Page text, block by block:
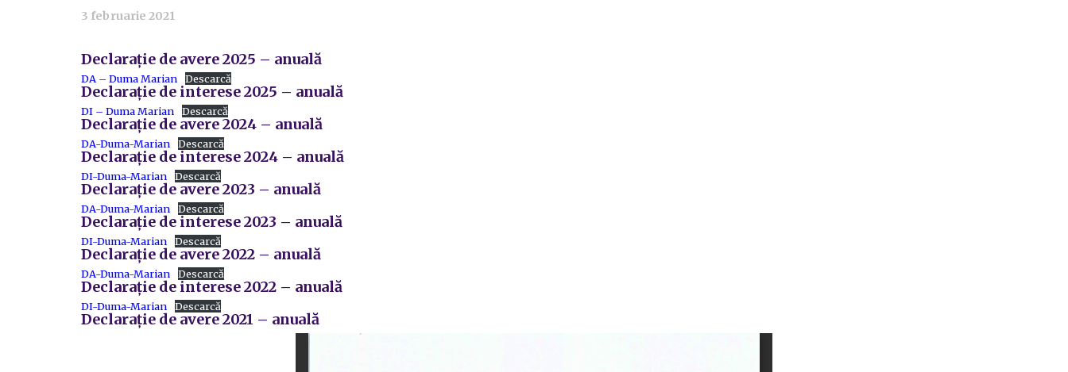
3 februarie 2021
Declarație de avere 2025 – anuală
DA – Duma Marian Descarcă
Declarație de interese 2025 – anuală
DI – Duma Marian Descarcă
Declarație de avere 2024 – anuală
DA-Duma-Marian Descarcă
Declarație de interese 2024 – anuală
DI-Duma-Marian Descarcă
Declarație de avere 2023 – anuală
DA-Duma-Marian Descarcă
Declarație de interese 2023 – anuală
DI-Duma-Marian Descarcă
Declarație de avere 2022 – anuală
DA-Duma-Marian Descarcă
Declarație de interese 2022 – anuală
DI-Duma-Marian Descarcă
Declarație de avere 2021 – anuală